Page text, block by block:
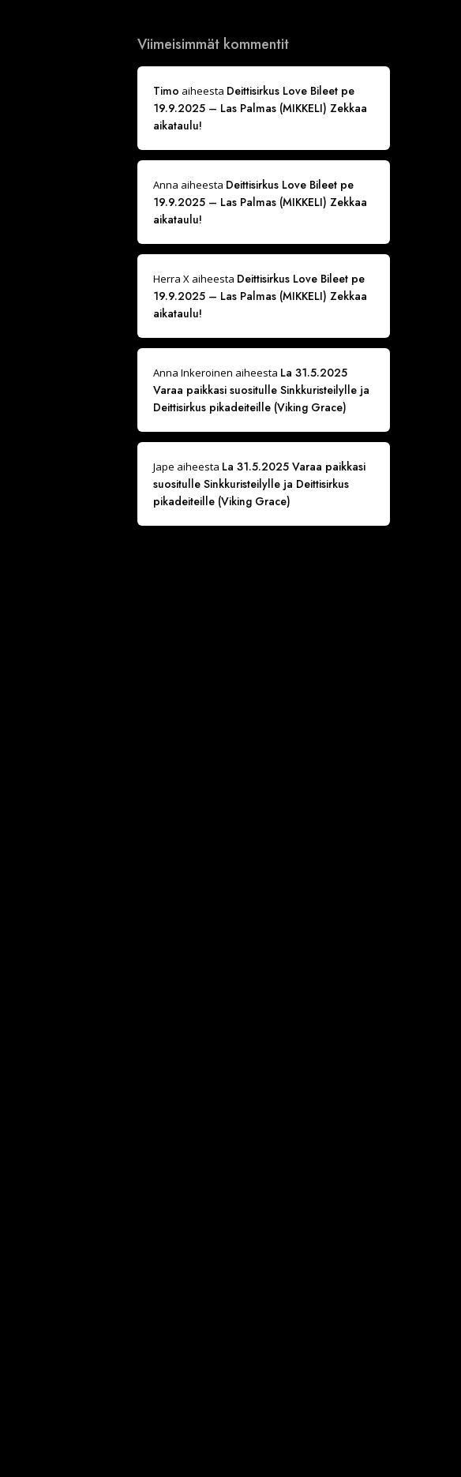
Viimeisimmät kommentit
Timo aiheesta Deittisirkus Love Bileet pe
19.9.2025 – Las Palmas (MIKKELI) Zekkaa
aikataulu!
Anna aiheesta Deittisirkus Love Bileet pe
19.9.2025 – Las Palmas (MIKKELI) Zekkaa
aikataulu!
Herra Xaiheesta Deittisirkus Love Bileet pe
19.9.2025 – Las Palmas (MIKKELI) Zekkaa
aikataulu!
Anna Inkeroinen aiheesta La 31.5.2025
Varaa paikkasi suositulle Sinkkuristeilylle ja
Deittisirkus pikadeiteille (Viking Grace)
Jape aiheesta La 31.5.2025 Varaa paikkasi
suositulle Sinkkuristeilylle ja Deittisirkus
pikadeiteille (Viking Grace)